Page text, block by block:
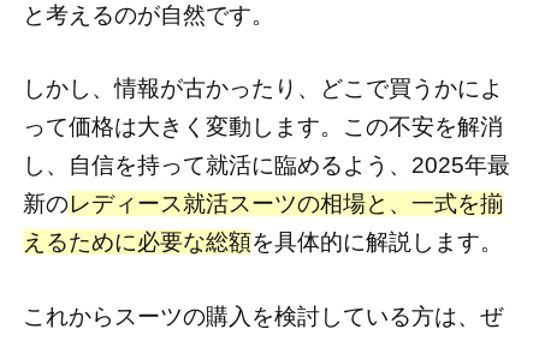
と考えるのが自然です。
しかし、情報が古かったり、どこで買うかによ
って価格は大きく変動します。この不安を解消
し、自信を持って就活に臨めるよう、2025年最
新のレディース就活スーツの相場と、一式を揃
えるために必要な総額を具体的に解説します。
これからスーツの購入を検討している方は、ぜ